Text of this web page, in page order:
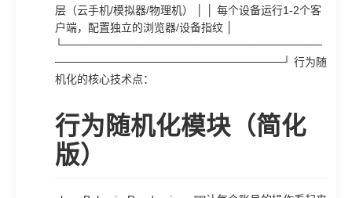
层（云手机/模拟器/物理机） │ │ 每个设备运行1-2个客
户端，配置独立的浏览器/设备指纹 │
└─────────────────────────────────
─────────────────────────────┘ 行为随
机化的核心技术点：
行为随机化模块（简化
版）